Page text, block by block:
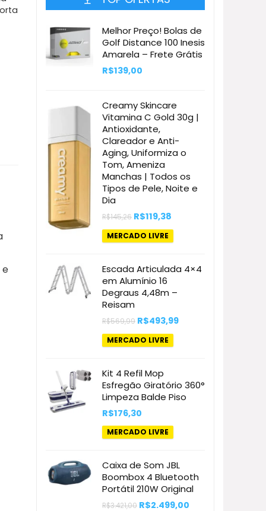
e
Melhor Preço! Bolas de
Golf Distance 100 Inesis
Amarela – Frete Grátis
R$139,00
Creamy Skincare
Vitamina C Gold 30g |
Antioxidante,
Clareador e Anti-
Aging, Uniformiza o
Tom, Ameniza
Manchas | Todos os
Tipos de Pele, Noite e
Dia
R$145,26 O
preço
original
era:
R$119,38
atual
é:
MERCADO LIVRE
Escada Articulada 4×4
em Alumínio 16
Degraus 4,48m –
Reisam
R$569,99 O
original
era:
R$493,99O
MERCADO LIVRE
Kit 4 Refil Mop
Esfregão Giratório 360°
Limpeza Balde Piso
R$176,30
MERCADO LIVRE
Caixa de Som JBL
Boombox 4 Bluetooth
Portátil 210W Original
R$3.421,00 O
R$2.499,00